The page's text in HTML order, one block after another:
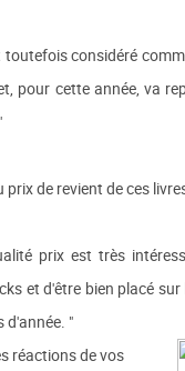
toutefois considéré
pour cette année, va
prix de revient de ces
prix est très
et d'être bien placé
d'année. "
réactions de vos